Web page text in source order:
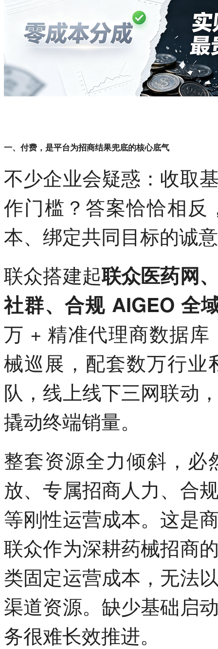
一、付费，是平台为招商结果兜底的核心底气
不少企业会疑惑：收取
作门槛？答案恰恰相
本、绑定共同目标的诚
联众搭建起联众医药网
社群、合规 AIGEO 全
万 + 精准代理商数据
械巡展，配套数万行
队，线上线下三网联动
撬动终端销量。
整套资源全力倾斜，
放、专属招商人力、合
等刚性运营成本。这是
联众作为深耕药械招商
类固定运营成本，无法
渠道资源。缺少基础启
务很难长效推进。